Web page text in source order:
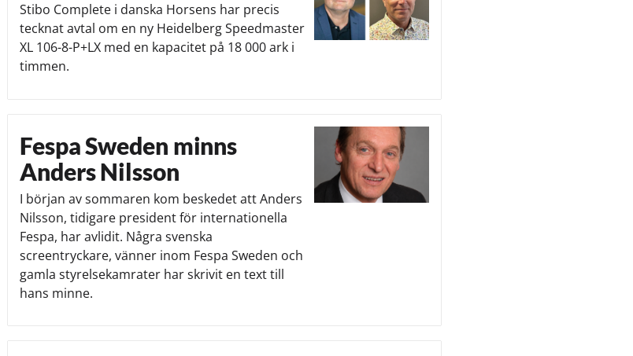
Stibo Complete i danska Horsens har precis
tecknat avtal om en ny Heidelberg Speedmaster
XL 106-8-P+LX med en kapacitet på 18 000 ark i
timmen.
Fespa Sweden minns
Anders Nilsson
I början av sommaren kom beskedet att Anders
Nilsson, tidigare president för internationella
Fespa, har avlidit. Några svenska
screentryckare, vänner inom Fespa Sweden och
gamla styrelsekamrater har skrivit en text till
hans minne.